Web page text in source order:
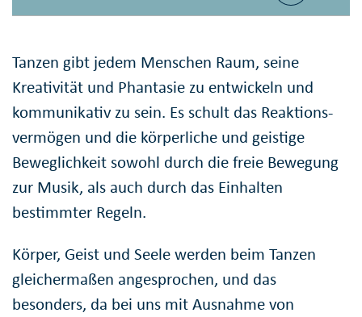
Tanzen gibt jedem Menschen Raum, seine
Kreativität und Phantasie zu entwickeln und
kommunikativ zu sein. Es schult das Reaktions­
vermögen und die körperliche und geistige
Beweglich­keit sowohl durch die freie Bewegung
zur Musik, als auch durch das Einhalten
bestimmter Regeln.
Körper, Geist und Seele werden beim Tanzen
gleicher­maßen angesprochen, und das
besonders, da bei uns mit Ausnahme von